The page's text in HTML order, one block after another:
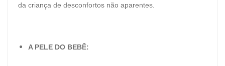
da criança de desconfortos não aparentes.
A PELE DO BEBÊ: